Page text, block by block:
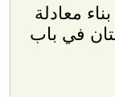
معادلة
في باب